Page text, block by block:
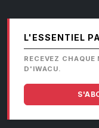
L'ESSENTIEL
RECEVEZ
D'IWACU.